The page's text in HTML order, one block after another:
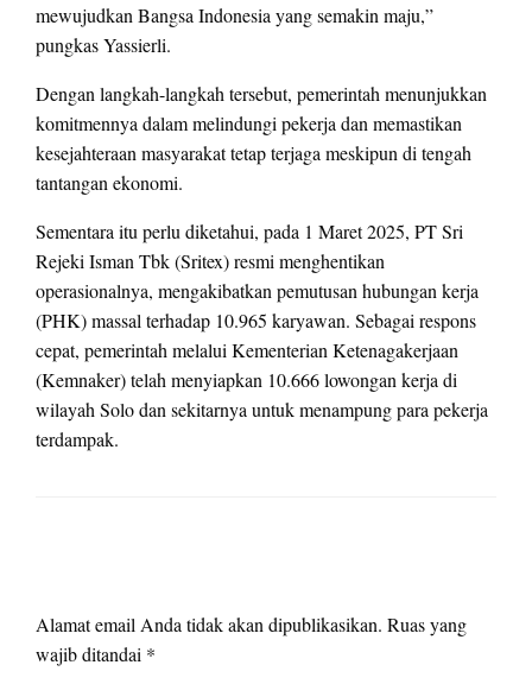
mewujudkan Bangsa Indonesia yang semakin maju,”
pungkas Yassierli.
Dengan langkah-langkah tersebut, pemerintah menunjukkan
komitmennya dalam melindungi pekerja dan memastikan
kesejahteraan masyarakat tetap terjaga meskipun di tengah
tantangan ekonomi.
Sementara itu perlu diketahui, pada 1 Maret 2025, PT Sri
Rejeki Isman Tbk (Sritex) resmi menghentikan
operasionalnya, mengakibatkan pemutusan hubungan kerja
(PHK) massal terhadap 10.965 karyawan. Sebagai respons
cepat, pemerintah melalui Kementerian Ketenagakerjaan
(Kemnaker) telah menyiapkan 10.666 lowongan kerja di
wilayah Solo dan sekitarnya untuk menampung para pekerja
terdampak.
Alamat email Anda tidak akan dipublikasikan. Ruas yang
wajib ditandai *